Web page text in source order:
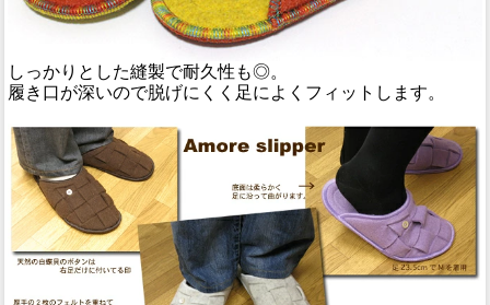
しっかりとした縫製で耐久性も◎。
履き口が深いので脱げにくく足によくフィットします。